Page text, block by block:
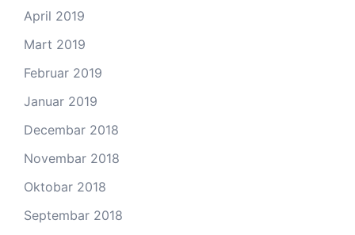
April 2019
Mart 2019
Februar 2019
Januar 2019
Decembar 2018
Novembar 2018
Oktobar 2018
Septembar 2018